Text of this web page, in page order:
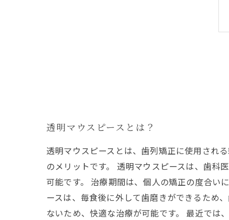
透明マウスピースとは？
透明マウスピースとは、歯列矯正に使用され
のメリットです。 透明マウスピースは、歯科
可能です。 治療期間は、個人の矯正の度合い
ースは、毎食後に外して歯磨きができるため
ないため、快適な治療が可能です。 最近では